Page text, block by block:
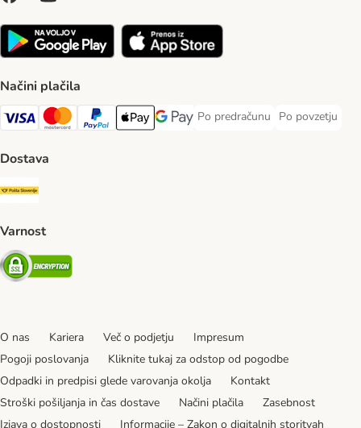
Načini plačila
Visa Payment Method
MasterCard Payment Method
PayPal Payment Method
Apple Pay Payment Method
Google pay Payment Method
Po predračunu
Po predračunu Payment Method
Po povzetju
Po povzetju
Dostava
Pošta Slovenije Shipping Method
Varnost
Security
O nas Kariera Več o podjetju
Impresum
Pogoji poslovanja
Kliknite tukaj za odstop od pogodbe
Odpadki in predpisi glede varovanja okolja
Kontakt
Stroški pošiljanja in čas dostave
Načini plačila
Zasebnost
Izjava o dostopnosti
Informacije – Zakon o digitalnih storitvah